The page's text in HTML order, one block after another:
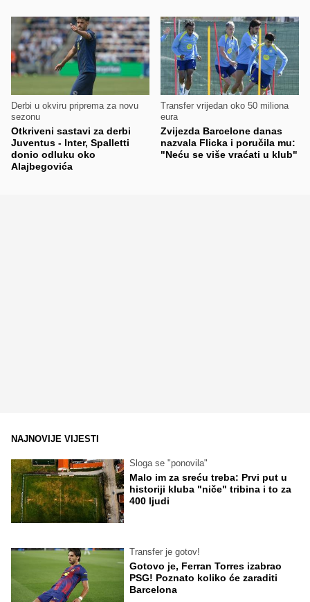
Derbi u okviru priprema za novu
sezonu
Otkriveni sastavi za derbi
Juventus - Inter, Spalletti
donio odluku oko
Alajbegovića
Transfer vrijedan oko 50 miliona
eura
Zvijezda Barcelone danas
nazvala Flicka i poručila mu:
"Neću se više vraćati u klub"
NAJNOVIJE VIJESTI
Sloga se "ponovila"
Malo im za sreću treba: Prvi put u
historiji kluba "niče" tribina i to za
400 ljudi
Transfer je gotov!
Gotovo je, Ferran Torres izabrao
PSG! Poznato koliko će zaraditi
Barcelona